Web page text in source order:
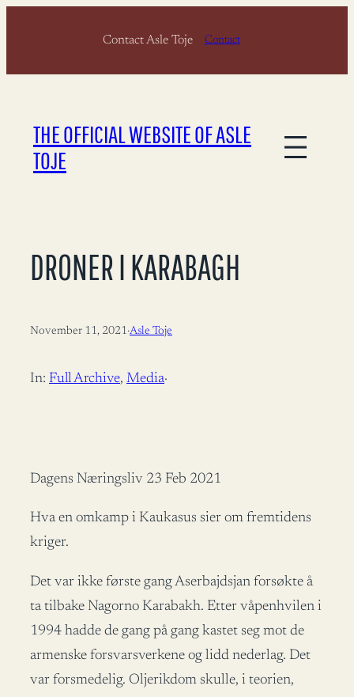
Contact Asle Toje Contact
THE OFFICIAL WEBSITE OF ASLE
TOJE
DRONER I KARABAGH
November 11, 2021·Asle Toje
In: Full Archive, Media·
Dagens Næringsliv 23 Feb 2021
Hva en omkamp i Kaukasus sier om fremtidens
kriger.
Det var ikke første gang Aserbajdsjan forsøkte å
ta tilbake Nagorno Karabakh. Etter våpenhvilen i
1994 hadde de gang på gang kastet seg mot de
armenske forsvarsverkene og lidd nederlag. Det
var forsmedelig. Oljerikdom skulle, i teorien,